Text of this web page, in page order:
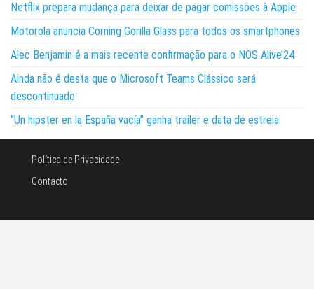
Netflix prepara mudança para deixar de pagar comissões à Apple
Motorola anuncia Corning Gorilla Glass para todos os smartphones
Alec Benjamin é a mais recente confirmação para o NOS Alive’24
Ainda não é desta que o Microsoft Teams Clássico será
descontinuado
“Un hipster en la España vacía” ganha trailer e data de estreia
Política de Privacidade
Contacto